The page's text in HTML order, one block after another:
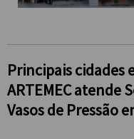
Principais cidades e regiões do Brasil onde a
ARTEMEC atende
Vasos de Pressão